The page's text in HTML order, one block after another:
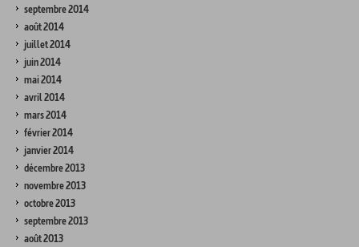
septembre 2014
août 2014
juillet 2014
juin 2014
mai 2014
avril 2014
mars 2014
février 2014
janvier 2014
décembre 2013
novembre 2013
octobre 2013
septembre 2013
août 2013